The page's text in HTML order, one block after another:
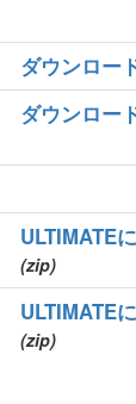
ダウンロー
ダウンロー
ULTIMATE
(zip)
ULTIMATE
(zip)